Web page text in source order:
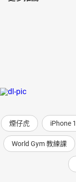
煙仔虎 iPhone
World Gym 教練課